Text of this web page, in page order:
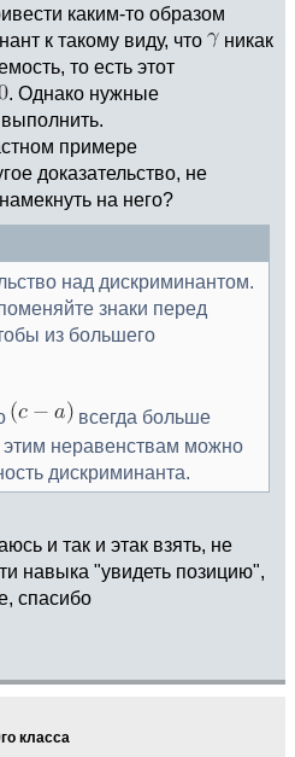
каким-то образом
к такому виду, что
никак
то есть этот
. Однако нужные
примере
доказательство, не
на него?
над дискриминантом.
знаки перед
из большего
всегда больше
этим неравенствам можно
дискриминанта.
и так и этак взять, не
навыка "увидеть позицию",
спасибо
класса